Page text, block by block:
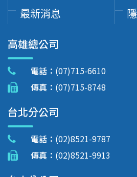
最新消息
高雄總公司
電話： (07)715-6610
傳真： (07)715-8748
台北分公司
電話： (02)8521-9787
傳真： (02)8521-9913